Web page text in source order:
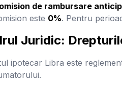
de rambursare
este 0%. Pentru
Juridic:
ipotecar Libra este